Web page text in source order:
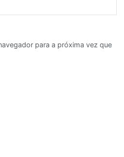
para a próxima vez que